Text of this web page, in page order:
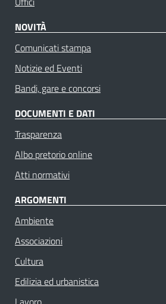
NOVITÀ
Comunicati stampa
Notizie ed Eventi
Bandi, gare e concorsi
DOCUMENTI E DATI
Trasparenza
Albo pretorio online
Atti normativi
ARGOMENTI
Ambiente
Associazioni
Cultura
Edilizia ed urbanistica